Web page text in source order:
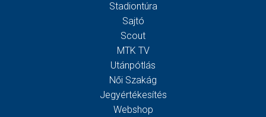
Stadiontúra
Sajtó
Scout
MTK TV
Utánpótlás
Női Szakág
Jegyértékesítés
Webshop